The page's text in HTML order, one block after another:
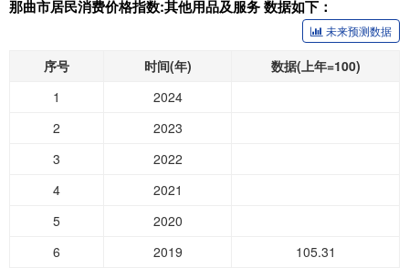
那曲市居民消费价格指数:其他用品及服务 数据如下：
未来预测数据
序号 时间(年)
数据(上年=100)
1
2024
2
2023
3
2022
4
2021
5
2020
6
2019
105.31